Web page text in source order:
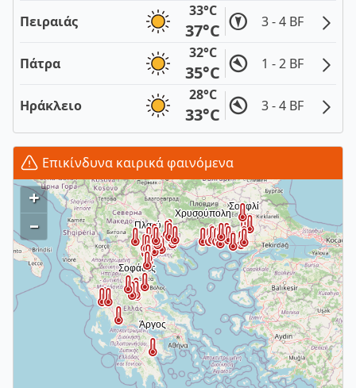
Πειραιάς
33°C
37°C 3 - 4 BF
Πάτρα
32°C
35°C 1 - 2 BF
Ηράκλειο
28°C
33°C 3 - 4 BF
Επικίνδυνα καιρικά φαινόμενα
+
–